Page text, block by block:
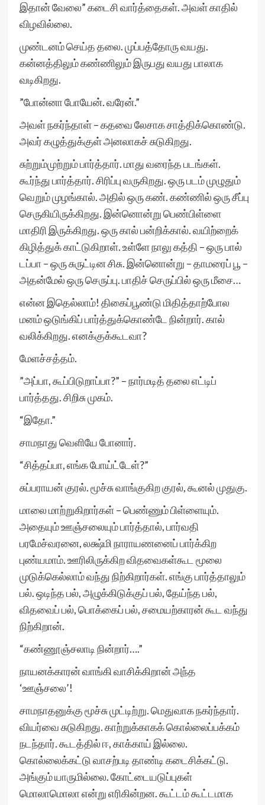
இதான் வேலை” கடைசி வார்த்தைகள். அவள் காதில்
விழவில்லை.
முண்டனம் செய்த தலை. முப்பத்தோரு வயது.
கன்னத்திலும் கண்ணிலும் இருபது வயது பாலாக
வடிகிறது.
”போன்னா போயேன். வரேன்.”
அவள் நகர்ந்தாள் – கதவை லேசாக சாத்திக்கொண்டு.
அவர் கழுத்துக்குள் அனலாகச் சுடுகிறது.
சுற்றும்முற்றும் பார்த்தார். மாது வரைந்த படங்கள்.
கூர்ந்து பார்த்தார். சிரிப்பு வருகிறது. ஒரு படம் முழுதும்
வெறும் முழங்கால். அதில் ஒரு கண். கண்ணில் ஒரு சீப்பு
செருகியிருக்கிறது. இன்னொன்று பெண்பிள்ளை
மாதிரி இருக்கிறது. ஒரு கால் பன்றிக்கால். வயிற்றைக்
கிழித்துக் காட்டுகிறாள். உள்ளே நாலு கத்தி – ஒரு பால்
டப்பா – ஒரு சுருட்டின சிசு. இன்னொன்று – தாமரைப் பூ –
அதன்மேல் ஒரு செருப்பு. பாதிச் செருப்பில் ஒரு மீசை…
என்ன இதெல்லாம்! திகைப்பூண்டு மிதித்தாற்போல
மனம் ஒடுங்கிப் பார்த்துக்கொண்டே நின்றார். கால்
வலிக்கிறது. எனக்குக்கூடவா?
மேளச்சத்தம்.
”அப்பா, கூப்பிடுறாப்பா?” – நார்மடித் தலை எட்டிப்
பார்த்தது. சிறிசு முகம்.
“இதோ.”
சாமநாது வெளியே போனார்.
“சித்தப்பா, எங்க போய்ட்டேள்?”
சுப்பராயன் குரல். மூச்சு வாங்குகிற குரல், கூனல் முதுகு.
மாலை மாற்றுகிறார்கள் – பெண்ணும் பிள்ளையும்.
அதையும் ஊஞ்சலையும் பார்த்தால், பார்வதி
பரமேச்வரனை, லக்ஷ்மி நாராயணனைப் பார்க்கிற
புண்யமாம். ஊரிலிருக்கிற விதவைகள்கூட மூலை
முடுக்கெல்லாம் வந்து நிற்கிறார்கள். எங்கு பார்த்தாலும்
பல். ஒடிந்த பல், அழுக்கிடுக்குப் பல், தேய்ந்த பல்,
விதவைப் பல், பொக்கைப் பல், சமையற்காரன் கூட வந்து
நிற்கிறான்.
“கண்ணூஞ்சலாடி நின்றார்….”
நாயனக்காரன் வாங்கி வாசிக்கிறான் அந்த
‘ஊஞ்சலை’!
சாமநாதனுக்கு மூச்சு முட்டிற்று. மெதுவாக நகர்ந்தார்.
வியர்வை சுடுகிறது. காற்றுக்காகக் கொல்லைப்பக்கம்
நடந்தார். கூடத்தில் ஈ, காக்காய் இல்லை.
கொல்லைக்கட்டு வாசற்படி தாண்டி கடைசிக்கட்டு.
அங்கும் யாருமில்லை. கோட்டையடுப்புகள்
மொலாமொலா என்று எரிகின்றன. கூட்டம் கூட்டமாக